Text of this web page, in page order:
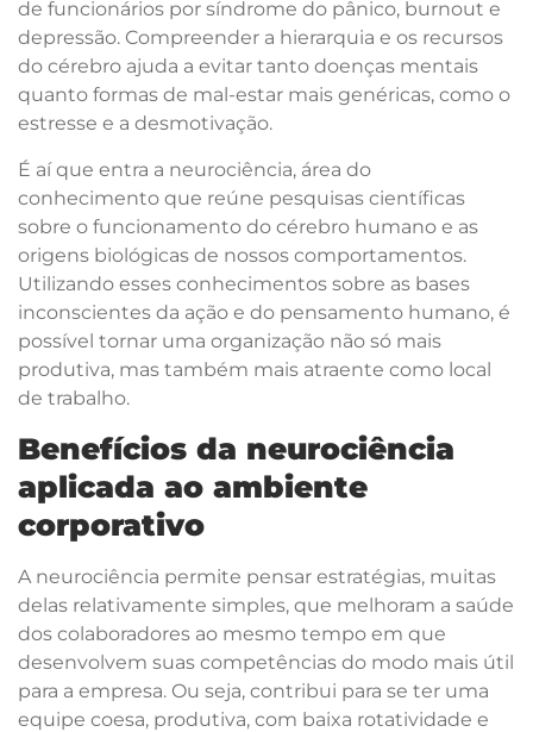
de funcionários por síndrome do pânico, burnout e
depressão. Compreender a hierarquia e os recursos
do cérebro ajuda a evitar tanto doenças mentais
quanto formas de mal-estar mais genéricas, como o
estresse e a desmotivação.
É aí que entra a neurociência, área do
conhecimento que reúne pesquisas científicas
sobre o funcionamento do cérebro humano e as
origens biológicas de nossos comportamentos.
Utilizando esses conhecimentos sobre as bases
inconscientes da ação e do pensamento humano, é
possível tornar uma organização não só mais
produtiva, mas também mais atraente como local
de trabalho.
Benefícios da neurociência
aplicada ao ambiente
corporativo
A neurociência permite pensar estratégias, muitas
delas relativamente simples, que melhoram a saúde
dos colaboradores ao mesmo tempo em que
desenvolvem suas competências do modo mais útil
para a empresa. Ou seja, contribui para se ter uma
equipe coesa, produtiva, com baixa rotatividade e